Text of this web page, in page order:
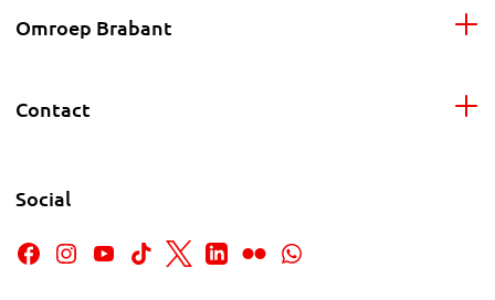
Omroep Brabant
Contact
Social